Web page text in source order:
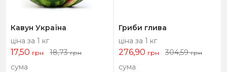
Кавун Україна
ціна за 1 кг
17,50 грн 18,73грн
сума
Гриби глива
ціна за 1 кг
276,90 грн 304,59грн
сума